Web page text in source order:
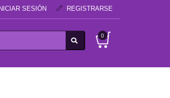
INICIAR SESIÓN REGISTRARSE
0